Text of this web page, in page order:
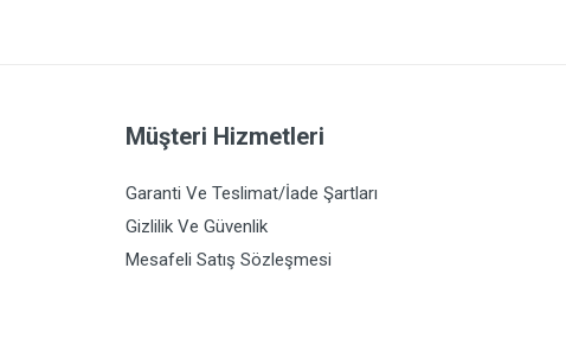
Müşteri Hizmetleri
Garanti Ve Teslimat/İade Şartları
Gizlilik Ve Güvenlik
Mesafeli Satış Sözleşmesi